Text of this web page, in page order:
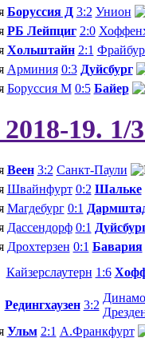
Боруссия Д 3:2 Унион
РБ Лейпциг 2:0
Хольштайн 2:1
Арминия 0:3 Дуйсбург
Боруссия М 0:5 Байер
19. 1/
Веен 3:2 Санкт-Паули
Швайнфурт 0:2 Шальке
Магдебург 0:1
Дассендорф 0:1
Дрохтерзен 0:1 Бавария
Кайзерслаутерн 1:6
Редингхаузен 3:2
Динамо
Ульм 2:1 А.Франкфурт